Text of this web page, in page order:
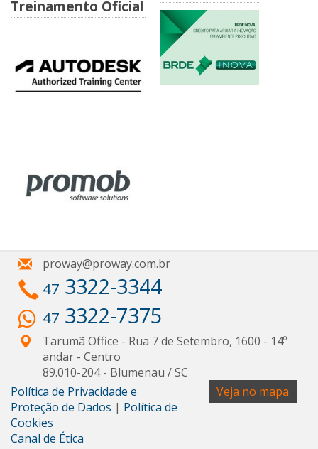
Treinamento Oficial
proway@proway.com.br
47 3322-3344
47 3322-7375
Tarumã Office - Rua 7 de Setembro, 1600 - 14º
andar - Centro
89.010-204- Blumenau /SC
Veja no mapa
Política de Privacidade e
Proteção de Dados | Política de
Cookies
Canal de Ética